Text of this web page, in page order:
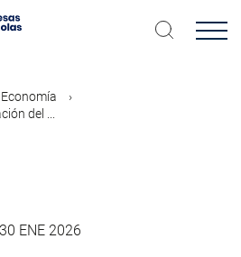
Economía
del ...
30 ENE 2026